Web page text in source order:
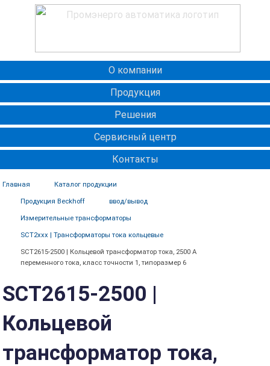
О компании
Продукция
Решения
Сервисный центр
Контакты
Главная Каталог продукции
Продукция Beckhoff ввод/вывод
Измерительные трансформаторы
SCT2xxx | Трансформаторы тока кольцевые
SCT2615-2500 | Кольцевой трансформатор тока, 2500 А
переменного тока, класс точности 1, типоразмер 6
SCT2615-2500 |
Кольцевой
трансформатор тока,